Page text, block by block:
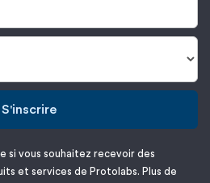
S'inscrire
si vous souhaitez recevoir des
et services de Protolabs. Plus de